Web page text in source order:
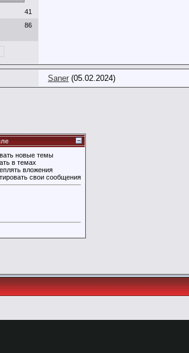
41
86
Saner (05.02.2024)
новые темы
в темах
вложения
свои сообщения